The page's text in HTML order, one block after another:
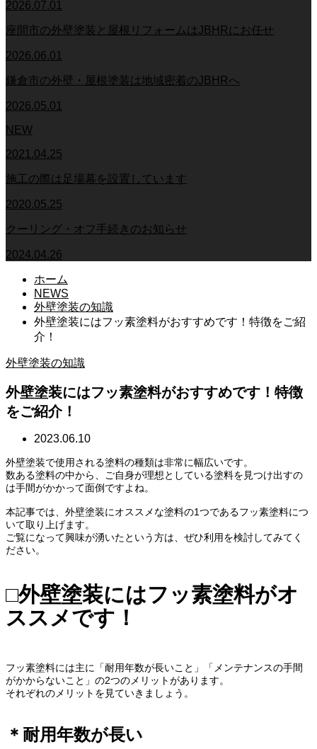
2026.07.01
座間市の外壁塗装と屋根リフォームはJBHRにお任せ
2026.06.01
鎌倉市の外壁・屋根塗装は地域密着のJBHRへ
2026.05.01
NEW
2021.04.25
施工の際は足場幕を設置しています
2020.05.25
クーリング・オフ手続きのお知らせ
2024.04.26
ホーム
NEWS
外壁塗装の知識
外壁塗装にはフッ素塗料がおすすめです！特徴をご紹
介！
外壁塗装の知識
外壁塗装にはフッ素塗料がおすすめです！特徴
をご紹介！
2023.06.10
外壁塗装で使用される塗料の種類は非常に幅広いです。
数ある塗料の中から、ご自身が理想としている塗料を見つけ出すの
は手間がかかって面倒ですよね。
本記事では、外壁塗装にオススメな塗料の1つであるフッ素塗料につ
いて取り上げます。
ご覧になって興味が湧いたという方は、ぜひ利用を検討してみてく
ださい。
□外壁塗装にはフッ素塗料がオ
ススメです！
フッ素塗料には主に「耐用年数が長いこと」「メンテナンスの手間
がかからないこと」の2つのメリットがあります。
それぞれのメリットを見ていきましょう。
＊耐用年数が長い